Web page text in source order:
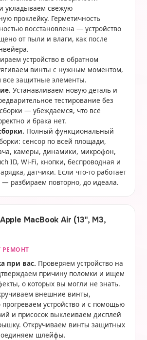
укладываем свежую
проклейку. Герметичность
восстановлена — устройство
от пыли и влаги, как после
устройство в обратном
винты с нужным моментом,
все защитные элементы.
Устанавливаем новую деталь и
тестирование без
— убеждаемся, что всё
и брака нет.
Полный функциональный
сенсор по всей площади,
камеры, динамики, микрофон,
ID, Wi-Fi, кнопки, беспроводная и
датчики. Если что-то работает
разбираем повторно, до идеала.
MacBook Air (13", M3,
РЕМОНТ
при вас. Проверяем устройство на
причину поломки и ищем
о которых вы могли не знать.
внешние винты,
устройство и с помощью
и присосок выклеиваем дисплей
Откручиваем винты защитных
шлейфы.